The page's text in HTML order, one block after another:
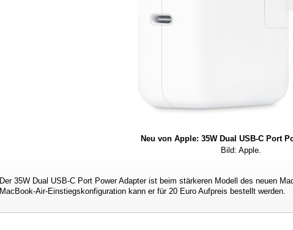
Neu von Apple: 35W Dual USB‑C Port
Bild: Apple.
Der 35W Dual USB‑C Port Power Adapter ist beim stärkeren Modell des neuen
MacBook-Air-Einstiegskonfiguration kann er für 20 Euro Aufpreis bestellt werden.